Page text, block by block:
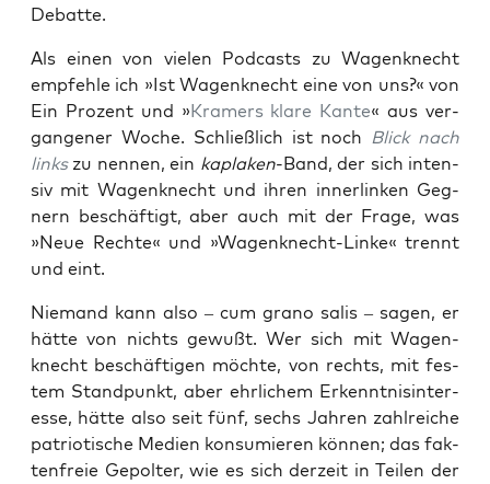
Debat­te.
Als einen von vie­len Pod­casts zu Wagen­knecht
emp­feh­le ich »Ist Wagen­knecht eine von uns?« von
Ein Pro­zent und »Kra­mers kla­re Kan­te« aus ver­
gan­ge­ner Woche. Schließ­lich ist noch Blick nach
links zu nen­nen, ein kapla­ken-Band, der sich inten­
siv mit Wagen­knecht und ihren inner­lin­ken Geg­
nern beschäf­tigt, aber auch mit der Fra­ge, was
»Neue Rech­te« und »Wagen­knecht-Lin­ke« trennt
und eint.
Nie­mand kann also – cum gra­no salis – sagen, er
hät­te von nichts gewußt. Wer sich mit Wagen­
knecht beschäf­ti­gen möch­te, von rechts, mit fes­
tem Stand­punkt, aber ehr­li­chem Erkennt­nis­in­ter­
es­se, hät­te also seit fünf, sechs Jah­ren zahl­rei­che
patrio­ti­sche Medi­en kon­su­mie­ren kön­nen; das fak­
ten­freie Gepol­ter, wie es sich der­zeit in Tei­len der